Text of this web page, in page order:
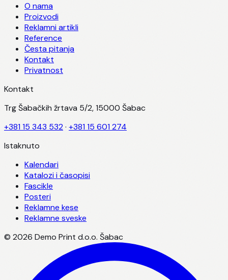
O nama
Proizvodi
Reklamni artikli
Reference
Česta pitanja
Kontakt
Privatnost
Kontakt
Trg Šabačkih žrtava 5/2, 15000 Šabac
+381 15 343 532· +381 15 601 274
Istaknuto
Kalendari
Katalozi i časopisi
Fascikle
Posteri
Reklamne kese
Reklamne sveske
© 2026 Demo Print d.o.o. Šabac